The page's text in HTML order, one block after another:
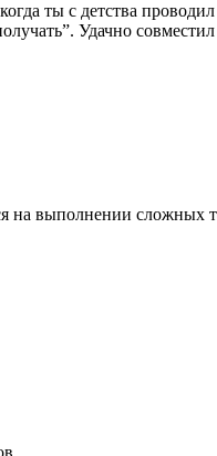
ты с детства
Удачно совместил
на выполнении сложных